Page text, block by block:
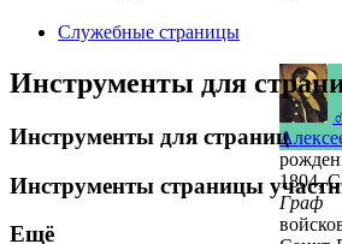
1804,
Граф
Служебные страницы
Инструменты для
Инструменты для страниц
Инструменты страницы
Ещё